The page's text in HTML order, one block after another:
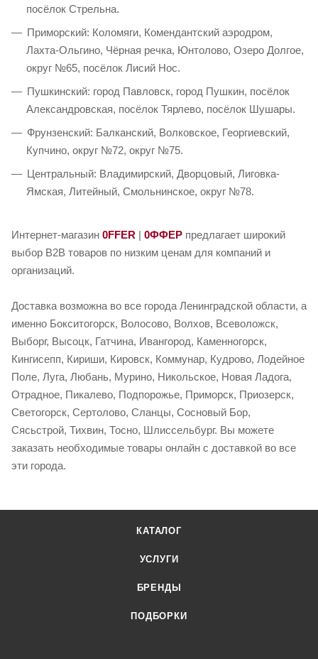
посёлок Стрельна.
Приморский: Коломяги, Комендантский аэродром,
Лахта-Ольгино, Чёрная речка, Юнтолово, Озеро Долгое,
округ №65, посёлок Лисий Нос.
Пушкинский: город Павловск, город Пушкин, посёлок
Александровская, посёлок Тярлево, посёлок Шушары.
Фрунзенский: Балканский, Волковское, Георгиевский,
Купчино, округ №72, округ №75.
Центральный: Владимирский, Дворцовый, Лиговка-
Ямская, Литейный, Смольнинское, округ №78.
Интернет-магазин 0FFER | 0ФФЕР предлагает широкий
выбор B2B товаров по низким ценам для компаний и
организаций.
Доставка возможна во все города Ленинградской области, а
именно Бокситогорск, Волосово, Волхов, Всеволожск,
Выборг, Высоцк, Гатчина, Ивангород, Каменногорск,
Кингисепп, Кириши, Кировск, Коммунар, Кудрово, Лодейное
Поле, Луга, Любань, Мурино, Никольское, Новая Ладога,
Отрадное, Пикалево, Подпорожье, Приморск, Приозерск,
Светогорск, Сертолово, Сланцы, Сосновый Бор,
Сясьстрой, Тихвин, Тосно, Шлиссельбург. Вы можете
заказать необходимые товары онлайн с доставкой во все
эти города.
КАТАЛОГ
УСЛУГИ
БРЕНДЫ
ПОДБОРКИ